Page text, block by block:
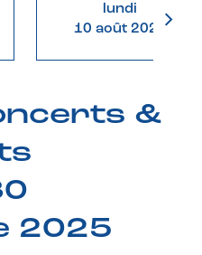
lundi
10 août 2026
&
2025